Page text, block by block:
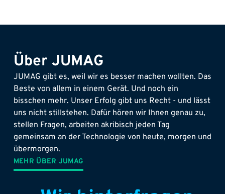
Über JUMAG
JUMAG gibt es, weil wir es besser machen wollten. Das
Beste von allem in einem Gerät. Und noch ein
bisschen mehr. Unser Erfolg gibt uns Recht - und lässt
uns nicht stillstehen. Dafür hören wir Ihnen genau zu,
stellen Fragen, arbeiten akribisch jeden Tag
gemeinsam an der Technologie von heute, morgen und
übermorgen.
MEHR ÜBER JUMAG